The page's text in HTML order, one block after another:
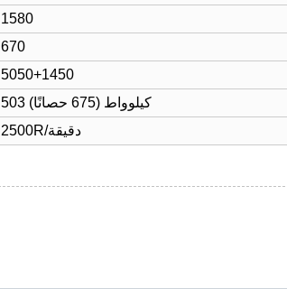
1580
670
5050+1450
503 كيلوواط (675 حصانًا)
2500R/دقيقة